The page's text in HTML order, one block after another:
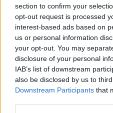
section to confirm your
opt-out request is processed
interest-based ads based on
us or personal information
your opt-out. You may
disclosure of your personal
IAB’s list of downstream
also be disclosed by us to
Downstream Participants that